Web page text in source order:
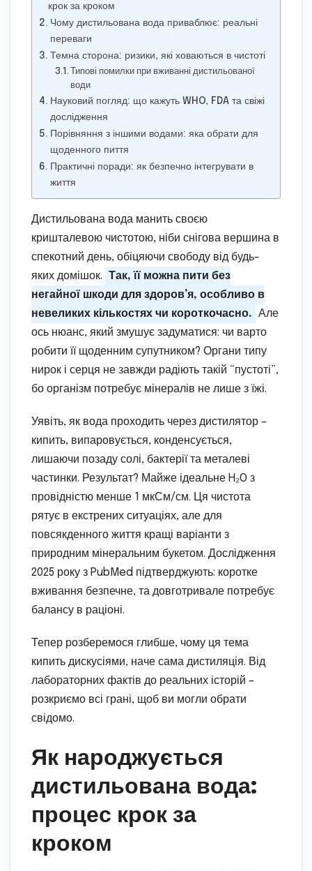
крок за кроком
Чому дистильована вода приваблює: реальні
переваги
Темна сторона: ризики, які ховаються в чистоті
Типові помилки при вживанні дистильованої
води
Науковий погляд: що кажуть WHO, FDA та свіжі
дослідження
Порівняння з іншими водами: яка обрати для
щоденного пиття
Практичні поради: як безпечно інтегрувати в
життя
Дистильована вода манить своєю
кришталевою чистотою, ніби снігова вершина в
спекотний день, обіцяючи свободу від будь-
яких домішок. Так, її можна пити без
негайної шкоди для здоров’я, особливо в
невеликих кількостях чи короткочасно. Але
ось нюанс, який змушує задуматися: чи варто
робити її щоденним супутником? Органи типу
нирок і серця не завжди радіють такій “пустоті”,
бо організм потребує мінералів не лише з їжі.
Уявіть, як вода проходить через дистилятор –
кипить, випаровується, конденсується,
лишаючи позаду солі, бактерії та металеві
частинки. Результат? Майже ідеальне H₂O з
провідністю менше 1 мкСм/см. Ця чистота
рятує в екстрених ситуаціях, але для
повсякденного життя кращі варіанти з
природним мінеральним букетом. Дослідження
2025 року з PubMed підтверджують: коротке
вживання безпечне, та довготривале потребує
балансу в раціоні.
Тепер розберемося глибше, чому ця тема
кипить дискусіями, наче сама дистиляція. Від
лабораторних фактів до реальних історій –
розкриємо всі грані, щоб ви могли обрати
свідомо.
Як народжується
дистильована вода:
процес крок за
кроком